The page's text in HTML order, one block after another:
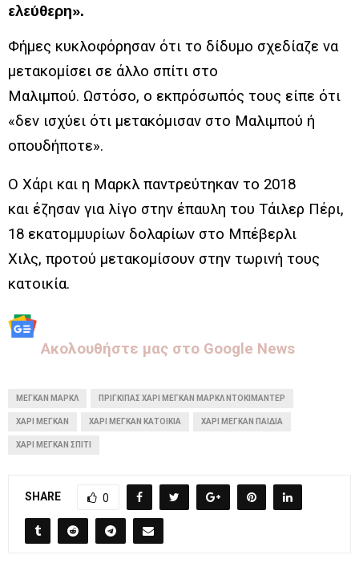
ελεύθερη».
Φήμες κυκλοφόρησαν ότι το δίδυμο σχεδίαζε να
μετακομίσει σε άλλο σπίτι στο
Μαλιμπού. Ωστόσο, ο εκπρόσωπός τους είπε ότι
«δεν ισχύει ότι μετακόμισαν στο Μαλιμπού ή
οπουδήποτε».
Ο Χάρι και η Μαρκλ παντρεύτηκαν το 2018
και έζησαν για λίγο στην έπαυλη του Τάιλερ Πέρι,
18 εκατομμυρίων δολαρίων στο Μπέβερλι
Χιλς, προτού μετακομίσουν στην τωρινή τους
κατοικία.
Aκολουθήστε μας στo Google News
ΜΈΓΚΑΝ ΜΑΡΚΛ ΠΡΊΓΚΙΠΑΣ ΧΆΡΙ ΜΈΓΚΑΝ ΜΆΡΚΛ ΝΤΟΚΙΜΑΝΤΈΡ
ΧΆΡΙ ΜΈΓΚΑΝ ΧΆΡΙ ΜΈΓΚΑΝ ΚΑΤΟΙΚΊΑ ΧΆΡΙ ΜΈΓΚΑΝ ΠΑΙΔΙΆ
ΧΆΡΙ ΜΈΓΚΑΝ ΣΠΊΤΙ
SHARE 0